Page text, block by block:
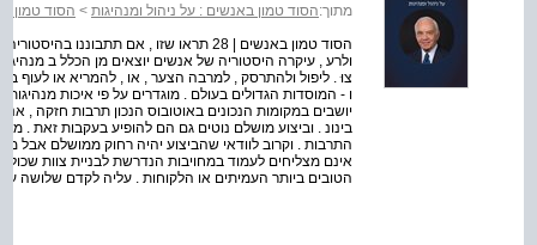
מתוך:הסוד טמון באנשים : על ניהול ומנהיגות > הסוד טמון
הסוד טמון באנשים | 28 תראו שזו , אם
ולרע , עיקרה היסטוריה של אנשים יוצאים מן הכלל ב
צוּ . ליפול ולהתרסק , למרבה הצער , או , להמריא או לעוף
ו - המוסדות הגדולים בעולם . מוגדרים על פי איכות
יושבים במקומות הנכונים באוטובוס הנכון תרבות חזקה ,
בינונ . וביצוע מושלם נוטים גם הם להופיע בעקבות זאת
התרבות . וקרוב לוודאי שהביצוע יהיה רחוק ממושלם אבל
אינם מצליחים לעמוד במחויבות הנדרשת לבניית צוות
הטובים ביותר העמיתים או הלקוחות . עליה לקדם שלושה